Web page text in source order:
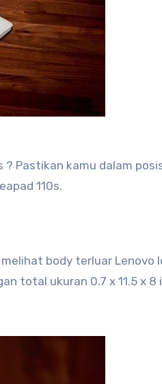
? Pastikan kamu dalam
110s.
body terluar Lenovo
total ukuran 0.7 x 11.5 x 8